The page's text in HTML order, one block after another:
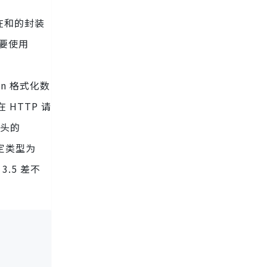
的封装
使用
格式化数
HTTP 请
的
类型为
差不